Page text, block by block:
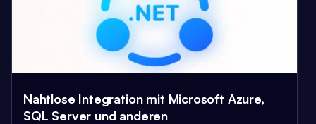
Nahtlose Integration mit Microsoft Azure,
SQL Server und anderen